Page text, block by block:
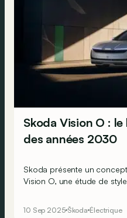
Skoda Vision O :
des années 2030
Skoda présente un
Vision O, une étude de
100 % électrique, mais
10 Sep 2025 Škoda Électrique